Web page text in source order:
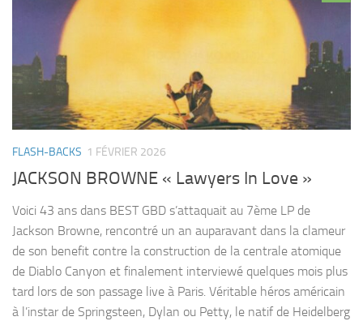
FLASH-BACKS 1 FÉVRIER 2026
JACKSON BROWNE « Lawyers In Love »
Voici 43 ans dans BEST GBD s’attaquait au 7ème LP de
Jackson Browne, rencontré un an auparavant dans la clameur
de son benefit contre la construction de la centrale atomique
de Diablo Canyon et finalement interviewé quelques mois plus
tard lors de son passage live à Paris. Véritable héros américain
à l’instar de Springsteen, Dylan ou Petty, le natif de Heidelberg